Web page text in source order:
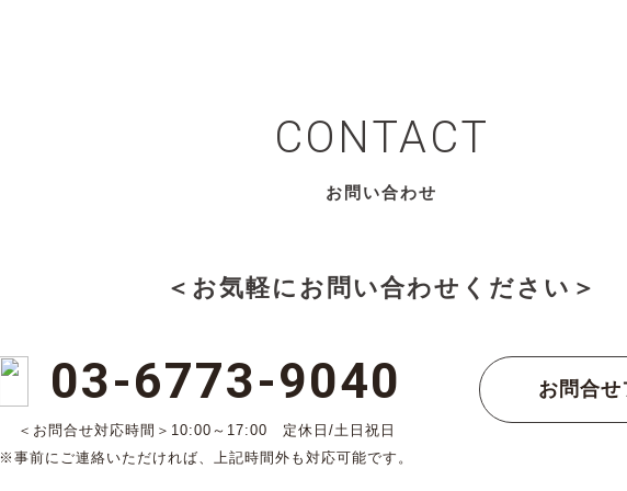
CONTACT
お問い合わせ
＜お気軽にお問い合わせください＞
03-6773-9040
＜お問合せ対応時間＞10:00～17:00 定休日/土日祝日
※事前にご連絡いただければ、上記時間外も対応可能です。
お問合